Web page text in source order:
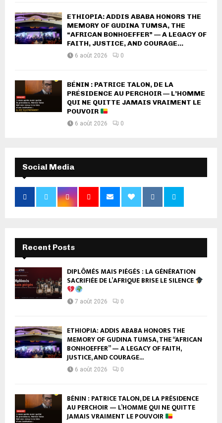
ETHIOPIA: ADDIS ABABA HONORS THE
MEMORY OF GUDINA TUMSA, THE
“AFRICAN BONHOEFFER” — A LEGACY OF
FAITH, JUSTICE, AND COURAGE...
6 août 2026 0
BÉNIN : PATRICE TALON, DE LA
PRÉSIDENCE AU PERCHOIR — L’HOMME
QUI NE QUITTE JAMAIS VRAIMENT LE
POUVOIR
6 août 2026 0
Social Media
Recent Posts
DIPLÔMÉS MAIS PIÉGÉS : LA GÉNÉRATION
SACRIFIÉE DE L’AFRIQUE BRISE LE SILENCE
7 août 2026 0
ETHIOPIA: ADDIS ABABA HONORS THE
MEMORY OF GUDINA TUMSA, THE “AFRICAN
BONHOEFFER” — A LEGACY OF FAITH,
JUSTICE, AND COURAGE...
6 août 2026 0
BÉNIN : PATRICE TALON, DE LA PRÉSIDENCE
AU PERCHOIR — L’HOMME QUI NE QUITTE
JAMAIS VRAIMENT LE POUVOIR